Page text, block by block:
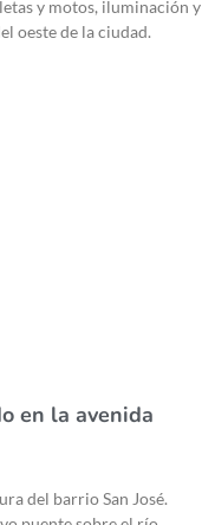
y motos, iluminación y
oeste de la ciudad.
en la avenida
del barrio San José.